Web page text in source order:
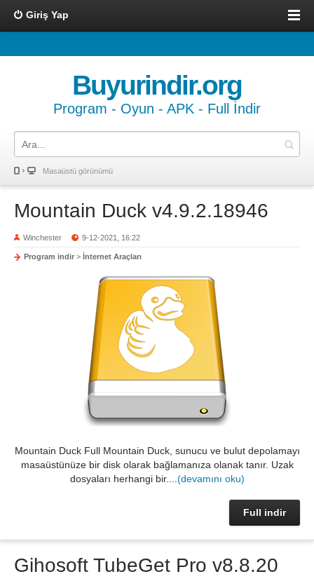
Giriş Yap
Buyurindir.org
Program - Oyun - APK - Full İndir
Masaüstü görünümü
Mountain Duck v4.9.2.18946
Winchester 9-12-2021, 16:22
Program indir > İnternet Araçları
Mountain Duck Full Mountain Duck, sunucu ve bulut depolamayı
masaüstünüze bir disk olarak bağlamanıza olanak tanır. Uzak
dosyaları herhangi bir.... (devamını oku)
Full indir
Gihosoft TubeGet Pro v8.8.20